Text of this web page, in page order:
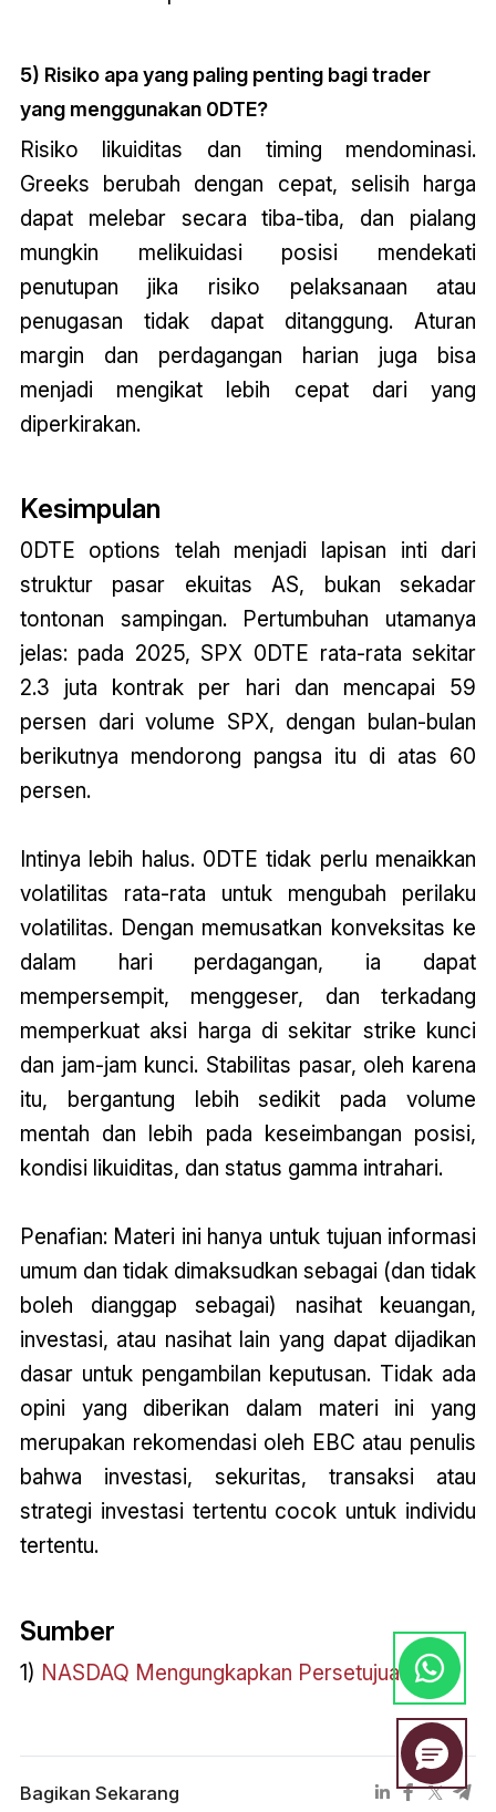
5) Risiko apa yang paling penting bagi trader
yang menggunakan 0DTE?
Risiko likuiditas dan timing mendominasi.
Greeks berubah dengan cepat, selisih harga
dapat melebar secara tiba-tiba, dan pialang
mungkin melikuidasi posisi mendekati
penutupan jika risiko pelaksanaan atau
penugasan tidak dapat ditanggung. Aturan
margin dan perdagangan harian juga bisa
menjadi mengikat lebih cepat dari yang
diperkirakan.
Kesimpulan
0DTE options telah menjadi lapisan inti dari
struktur pasar ekuitas AS, bukan sekadar
tontonan sampingan. Pertumbuhan utamanya
jelas: pada 2025, SPX 0DTE rata-rata sekitar
2.3 juta kontrak per hari dan mencapai 59
persen dari volume SPX, dengan bulan-bulan
berikutnya mendorong pangsa itu di atas 60
persen.
Intinya lebih halus. 0DTE tidak perlu menaikkan
volatilitas rata-rata untuk mengubah perilaku
volatilitas. Dengan memusatkan konveksitas ke
dalam hari perdagangan, ia dapat
mempersempit, menggeser, dan terkadang
memperkuat aksi harga di sekitar strike kunci
dan jam-jam kunci. Stabilitas pasar, oleh karena
itu, bergantung lebih sedikit pada volume
mentah dan lebih pada keseimbangan posisi,
kondisi likuiditas, dan status gamma intrahari.
Penafian: Materi ini hanya untuk tujuan informasi
umum dan tidak dimaksudkan sebagai (dan tidak
boleh dianggap sebagai) nasihat keuangan,
investasi, atau nasihat lain yang dapat dijadikan
dasar untuk pengambilan keputusan. Tidak ada
opini yang diberikan dalam materi ini yang
merupakan rekomendasi oleh EBC atau penulis
bahwa investasi, sekuritas, transaksi atau
strategi investasi tertentu cocok untuk individu
tertentu.
Sumber
1) NASDAQ Mengungkapkan Persetujuan SEC
Bagikan Sekarang